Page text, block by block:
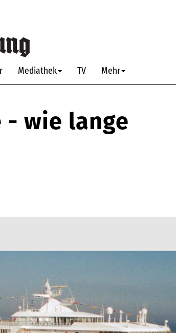
Mediathek TV Mehr
- wie lange